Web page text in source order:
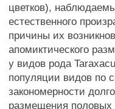
цветков),
естественного
причины их
апомиктического
у видов рода
популяции видов по
закономерности
размещения